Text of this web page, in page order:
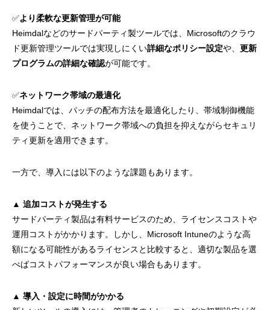
✅より柔軟な更新管理が可能
Heimdalなどのサードパーティ製ツールでは、Microsoftのクラウ
ド更新管理ツールでは実現しにくい詳細なポリシー設定や、 更新
プログラムの詳細な確認が可能です。
✅ネットワーク帯域の最適化
Heimdalでは、パッチの配布方法を最適化したり、帯域制御機能
を使うことで、ネットワーク帯域への負担を抑えながらセキュリ
ティ更新を適用できます。
一方で、導入には以下のような課題もあります。
▲ 追加コストが発生する
サードパーティ製品は有料サービスのため、ライセンスコストや
運用コストがかかります。しかし、Microsoft Intuneのような高
額になる可能性があるライセンスと比較すると、適切な製品を選
べばコストパフォーマンスが良い場合もあります。
▲ 導入・設定に時間がかかる